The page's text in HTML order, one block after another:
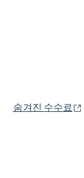
숨겨진 수수료